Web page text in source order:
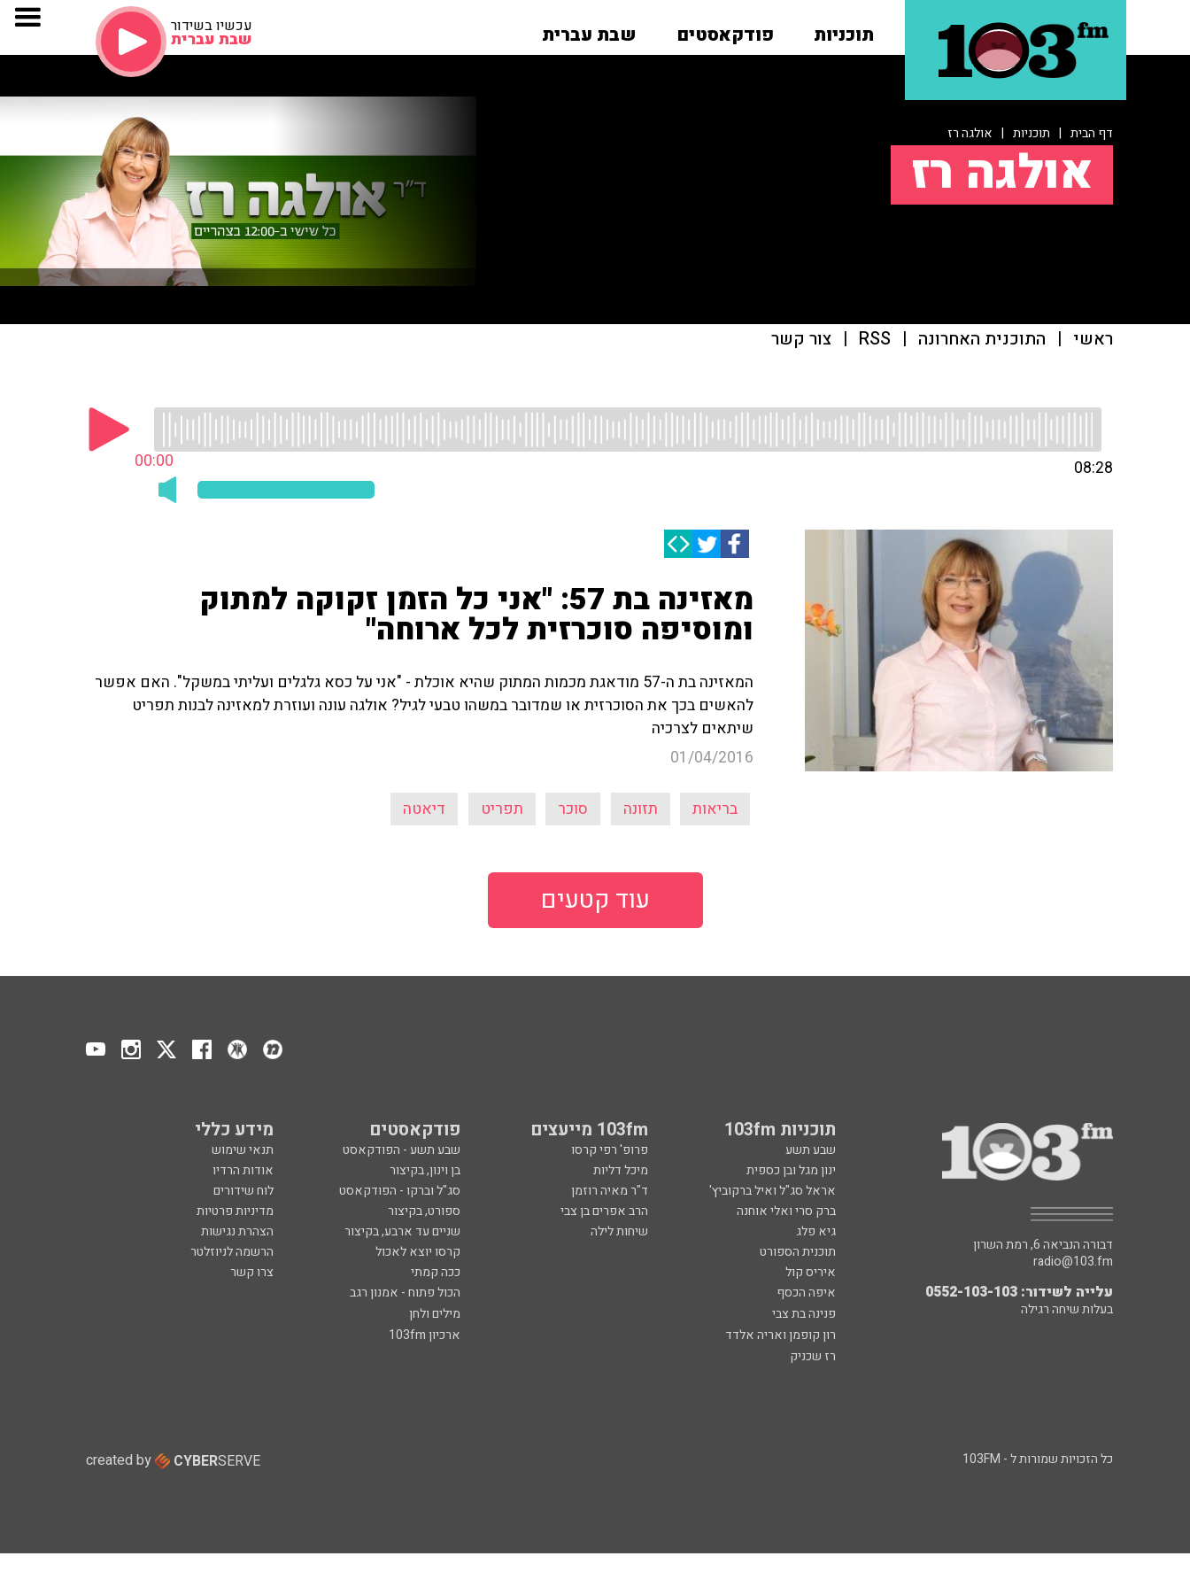
תוכניות פודקאסטים שבת עברית עכשיו בשידור
שבת עברית
דף הבית | תוכניות | אולגה רז
אולגה רז
ראשי | התוכנית האחרונה |
RSS
| צור קשר
00:00 08:28
מאזינה בת 57: "אני כל הזמן זקוקה למתוק
ומוסיפה סוכרזית לכל ארוחה"
המאזינה בת ה-57 מודאגת מכמות המתוק שהיא אוכלת - "אני על כסא גלגלים ועליתי במשקל". האם אפשר
להאשים בכך את הסוכרזית או שמדובר במשהו טבעי לגיל? אולגה עונה ועוזרת למאזינה לבנות תפריט
שיתאים לצרכיה
01/04/2016
בריאות תזונה סוכר תפריט דיאטה
עוד קטעים
תוכניות 103fm 103fm מייעצים פודקאסטים מידע כללי
שבע תשע פרופ' רפי קרסו שבע תשע - הפודקאסט
תנאי שימוש
ינון מגל ובן כספית
מיכל דליות בן וינון, בקיצור
אודות הרדיו
אראל סג"ל ואיל ברקוביץ'
ד"ר מאיה רוזמן סג"ל וברקו - הפודקאסט
לוח שידורים
ברק סרי ואלי אוחנה
הרב אפרים בן צבי ספורט, בקיצור
מדיניות פרטיות
גיא פלג
שיחות לילה שניים עד ארבע, בקיצור
הצהרת נגישות
תוכנית הספורט
קרסו יוצא לאכול
הרשמה לניוזלטר
איריס קול
ככה קמתי
צרו קשר
איפה הכסף
הכול פתוח - אמנון רגב
פנינה בת צבי
מילים ולחן
רון קופמן ואריה אלדד
ארכיון 103fm
רז שכניק
דבורה הנביאה 6, רמת השרון
radio@103.fm
עלייה לשידור: 0552-103-103
בעלות שיחה רגילה
כל הזכויות שמורות ל - 103FM created by CYBERSERVE